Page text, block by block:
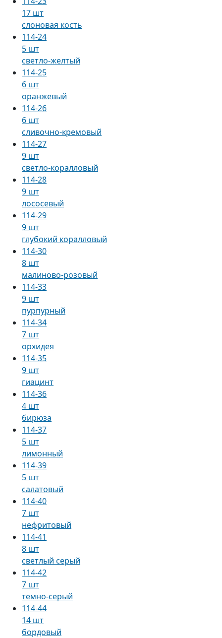
17 шт
слоновая кость
114-24
5 шт
светло-желтый
114-25
6 шт
оранжевый
114-26
6 шт
сливочно-кремовый
114-27
9 шт
светло-коралловый
114-28
9 шт
лососевый
114-29
9 шт
глубокий коралловый
114-30
8 шт
малиново-розовый
114-33
9 шт
пурпурный
114-34
7 шт
орхидея
114-35
9 шт
гиацинт
114-36
4 шт
бирюза
114-37
5 шт
лимонный
114-39
5 шт
салатовый
114-40
7 шт
нефритовый
114-41
8 шт
светлый серый
114-42
7 шт
темно-серый
114-44
14 шт
бордовый